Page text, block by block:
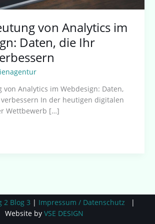
von Analytics im
Daten, die Ihr
von Analytics im Webdesign: Daten,
In der heutigen digitalen
Wettbewerb […]
2 Blog 3 | Impressum / Datenschutz |
Website by VSE DESIGN